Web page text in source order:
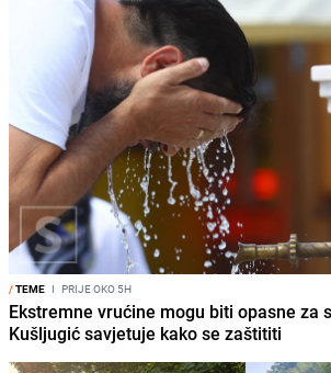
/TEME I PRIJE OKO 5H
Ekstremne vrućine mogu biti opasne za
Kušljugić savjetuje kako se zaštititi